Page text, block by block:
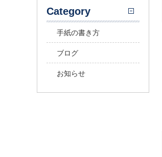
Category
手紙の書き方
ブログ
お知らせ